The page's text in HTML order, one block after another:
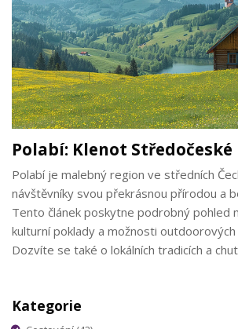
Polabí: Klenot
Polabí je malebný region ve středních
návštěvníky svou překrásnou přírodou a
Tento článek poskytne podrobný pohled
kulturní poklady a možnosti
Dozvíte se také o lokálních tradicích a
Kategorie